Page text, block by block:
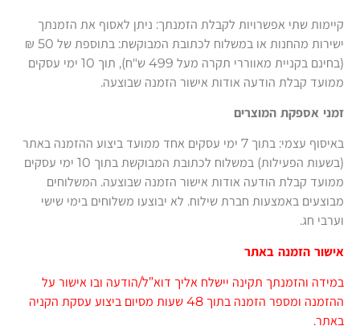
קיימות שתי אפשרויות לקבלת הזמנתך: ניתן לאסוף את הזמנתך
ישירות מהחנות או במשלוח לכתובת המבוקשת: בתוספת של 50 ₪
(בחינם בקניית מאווררי תקרה מעל 499 ש"ח), תוך 10 ימי עסקים
ממועד קבלת הודעה אודות אישור הזמנה שבוצעה.
זמני אספקת המוצרים
באיסוף עצמי: בתוך 7 ימי עסקים אחד ממועד ביצוע ההזמנה באתר
(בשעות הפעילות) במשלוח לכתובת המבוקשת בתוך 10 ימי עסקים
ממועד קבלת הודעה אודות אישור הזמנה שבוצעה. המשלוחים
מבוצעים באמצעות חברת שילוח. לא יבוצעו משלוחים בימי שישי
וערבי חג.
אישור הזמנה באתר
במידה והזמנתך תקינה יישלח אליך דוא”ל/הודעה ובו אישור על
ההזמנה ומספר הזמנה בתוך 48 שעות מסיום ביצוע עסקת הקניה
באתר.